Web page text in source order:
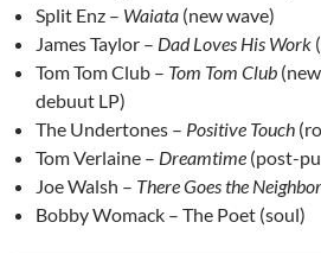
Split Enz – Waiata (new wave)
James Taylor – Dad Loves His Work
Tom Tom Club – Tom Tom Club
debuut LP)
The Undertones – Positive Touch
Tom Verlaine – Dreamtime (post-
Joe Walsh – There Goes the
Bobby Womack – The Poet (soul)